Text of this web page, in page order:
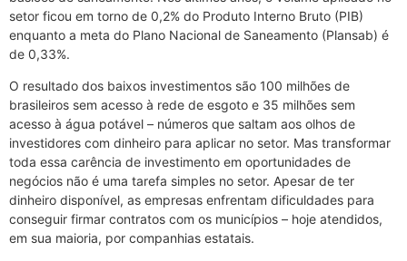
setor ficou em torno de 0,2% do Produto Interno Bruto (PIB)
enquanto a meta do Plano Nacional de Saneamento (Plansab) é
de 0,33%.
O resultado dos baixos investimentos são 100 milhões de
brasileiros sem acesso à rede de esgoto e 35 milhões sem
acesso à água potável – números que saltam aos olhos de
investidores com dinheiro para aplicar no setor. Mas transformar
toda essa carência de investimento em oportunidades de
negócios não é uma tarefa simples no setor. Apesar de ter
dinheiro disponível, as empresas enfrentam dificuldades para
conseguir firmar contratos com os municípios – hoje atendidos,
em sua maioria, por companhias estatais.